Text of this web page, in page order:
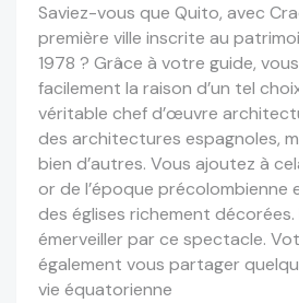
Saviez-vous que Quito, avec
première ville inscrite au
1978 ? Grâce à votre guide,
facilement la raison d’un tel
véritable chef d’œuvre
des architectures espagnoles,
bien d’autres. Vous ajoutez à
or de l’époque précolombienne
des églises richement décorées.
émerveiller par ce spectacle.
également vous partager
vie équatorienne